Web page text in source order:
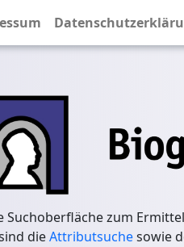
Suchoberfläche zum
dieAttributsuchesowie